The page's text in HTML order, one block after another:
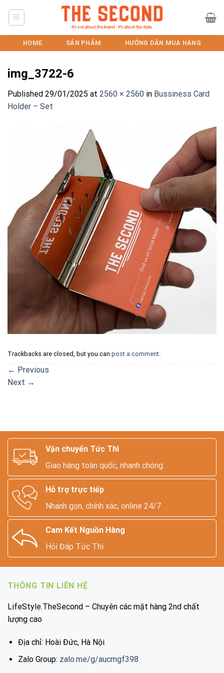
HOME SẢN PHẨM HƯỚNG DẪN MUA HÀNG
img_3722-6
Published 29/01/2025 at 2560 × 2560 in Bussiness Card
Holder – Set
Trackbacks are closed, but you can post a comment.
← Previous
Next →
Vận chuyển Tức Thì
Giao hàng toàn quốc, nhanh chóng.
Hỗ trợ trực tiếp
Nhanh gọn, chính xác, online 24/7
Cam Kết Nguồn Hàng
Hỏi Đáp Tức Thì
THÔNG TIN LIÊN HỆ
LifeStyle.TheSecond – Chuyên các mặt hàng 2nd chất
lượng cao
Địa chỉ: Hoài Đức, Hà Nội
Zalo Group: zalo.me/g/aucmgf398